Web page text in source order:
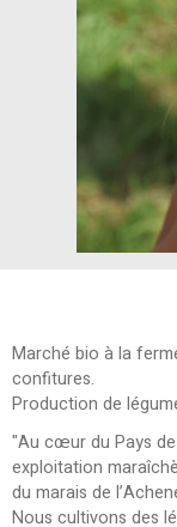
Marché bio à la
confitures.
Production de
"Au cœur du Pays
exploitation
du marais de
Nous cultivons des